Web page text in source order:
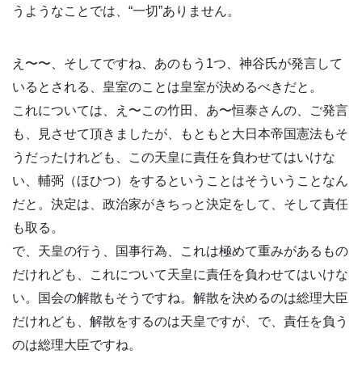
うようなことでは、“一切”ありません。
え〜〜、そしてですね、あのもう1つ、神谷氏が発言して
いるとされる、皇室のことは皇室が決めるべきだと。
これについては、え〜この竹田、あ〜恒泰さんの、ご発言
も、見させて頂きましたが、もともと大日本帝国憲法もそ
うだったけれども、この天皇に責任を負わせてはいけな
い、輔弼（ほひつ）をするということはそういうことなん
だと。決定は、政治家がきちっと決定をして、そして責任
も取る。
で、天皇の行う、国事行為、これは極めて重みがあるもの
だけれども、これについて天皇に責任を負わせてはいけな
い。国会の解散もそうですね。解散を決めるのは総理大臣
だけれども、解散をするのは天皇ですが、で、責任を負う
のは総理大臣ですね。